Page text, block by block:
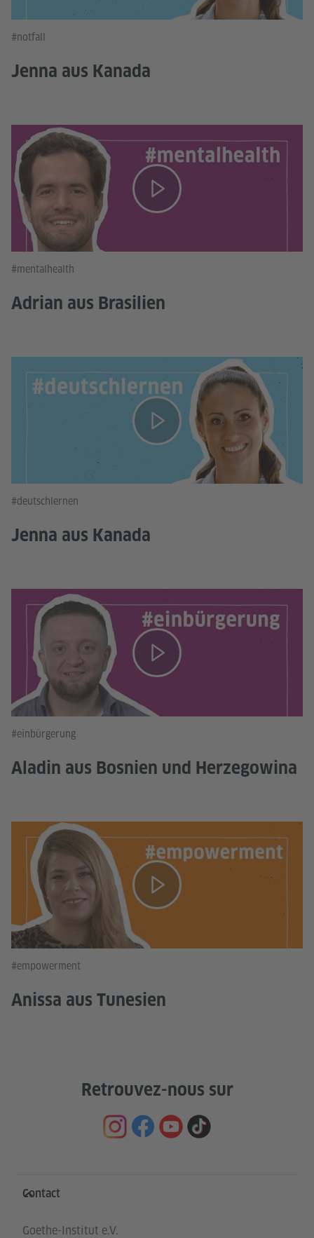
#notfall
Jenna aus Kanada
#mentalhealth
Adrian aus Brasilien
#deutschlernen
Jenna aus Kanada
#einbürgerung
Aladin aus Bosnien und Herzegowina
#empowerment
Anissa aus Tunesien
Retrouvez-nous sur
Service- und Informationsbereich
Contact
Goethe-Institut e.V.